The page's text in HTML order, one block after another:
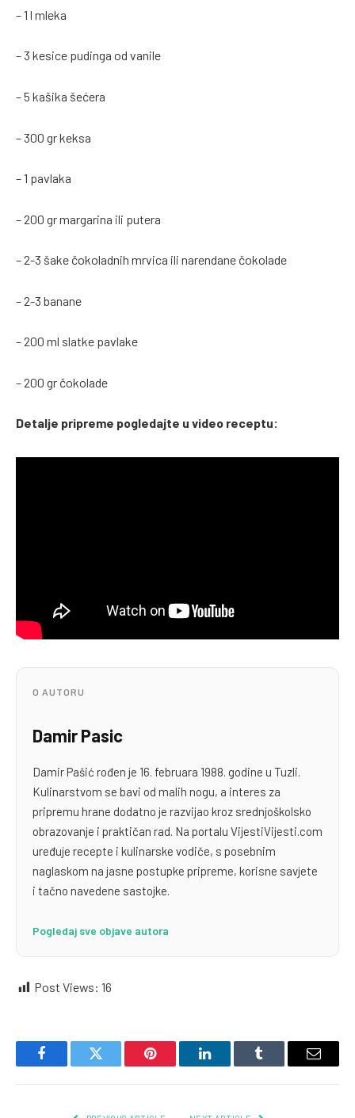
– 1 l mleka
– 3 kesice pudinga od vanile
– 5 kašika šećera
– 300 gr keksa
– 1 pavlaka
– 200 gr margarina ili putera
– 2-3 šake čokoladnih mrvica ili narendane čokolade
– 2-3 banane
– 200 ml slatke pavlake
– 200 gr čokolade
Detalje pripreme pogledajte u video receptu:
O AUTORU
Damir Pasic
Damir Pašić rođen je 16. februara 1988. godine u Tuzli.
Kulinarstvom se bavi od malih nogu, a interes za
pripremu hrane dodatno je razvijao kroz srednjoškolsko
obrazovanje i praktičan rad. Na portalu VijestiVijesti.com
uređuje recepte i kulinarske vodiče, s posebnim
naglaskom na jasne postupke pripreme, korisne savjete
i tačno navedene sastojke.
Pogledaj sve objave autora
Post Views: 16
FacebookTwitter Pinterest LinkedInTumblr Email